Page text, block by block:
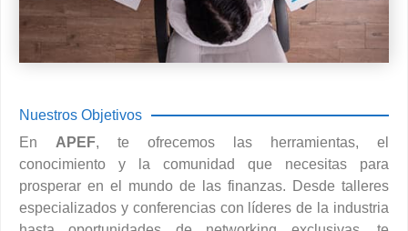
Nuestros Objetivos
En APEF, te ofrecemos las herramientas, el
conocimiento y la comunidad que necesitas para
prosperar en el mundo de las finanzas. Desde talleres
especializados y conferencias con líderes de la industria